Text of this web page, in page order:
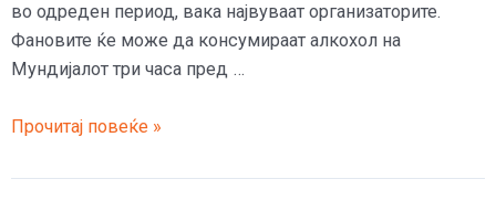
во одреден период, вака највуваат организаторите.
Фановите ќе може да консумираат алкохол на
Мундијалот три часа пред …
Пиво
Светско
Прочитај повеќе »